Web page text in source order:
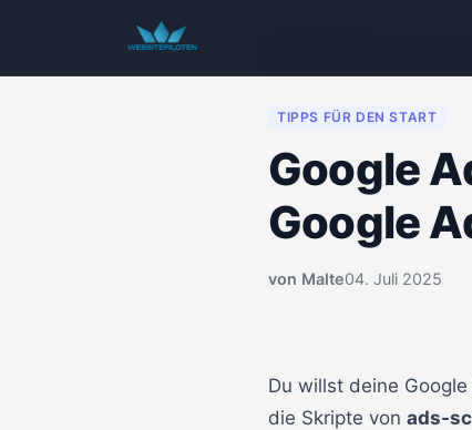
TIPPS FÜR DEN START
Google
Google
von Malte04. Juli 2025
Du willst deine
die Skripte von ads-